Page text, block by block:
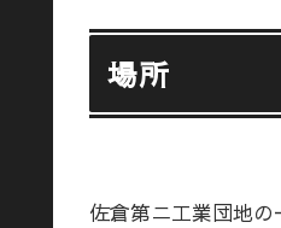
場所
佐倉第ニ工業団地の